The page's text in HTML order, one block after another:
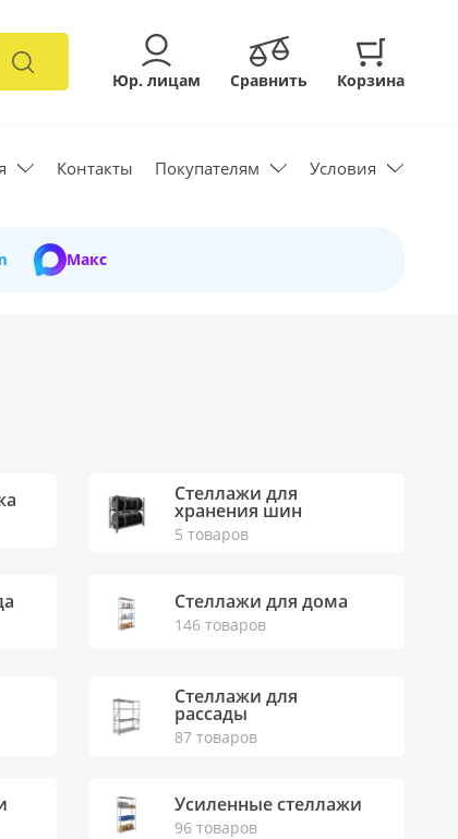
Юр. лицам Сравнить Корзина
Контакты Покупателям Условия
Макс
Стеллажи для
хранения шин
5 товаров
Стеллажи для дома
146 товаров
Стеллажи для
рассады
87 товаров
Усиленные стеллажи
96 товаров